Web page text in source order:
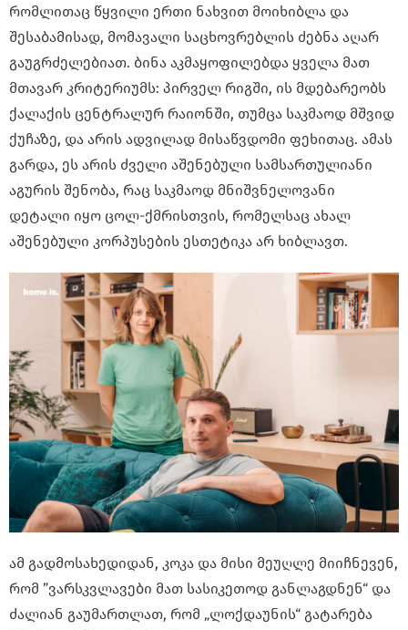
რომლითაც წყვილი ერთი ნახვით მოიხიბლა და
შესაბამისად, მომავალი საცხოვრებლის ძებნა აღარ
გაუგრძელებიათ. ბინა აკმაყოფილებდა ყველა მათ
მთავარ კრიტერიუმს: პირველ რიგში, ის მდებარეობს
ქალაქის ცენტრალურ რაიონში, თუმცა საკმაოდ მშვიდ
ქუჩაზე, და არის ადვილად მისაწვდომი ფეხითაც. ამას
გარდა, ეს არის ძველი აშენებული სამსართულიანი
აგურის შენობა, რაც საკმაოდ მნიშვნელოვანი
დეტალი იყო ცოლ-ქმრისთვის, რომელსაც ახალ
აშენებული კორპუსების ესთეტიკა არ ხიბლავთ.
ამ გადმოსახედიდან, კოკა და მისი მეუღლე მიიჩნევენ,
რომ ”ვარსკვლავები მათ სასიკეთოდ განლაგდნენ“ და
ძალიან გაუმართლათ, რომ „ლოქდაუნის“ გატარება